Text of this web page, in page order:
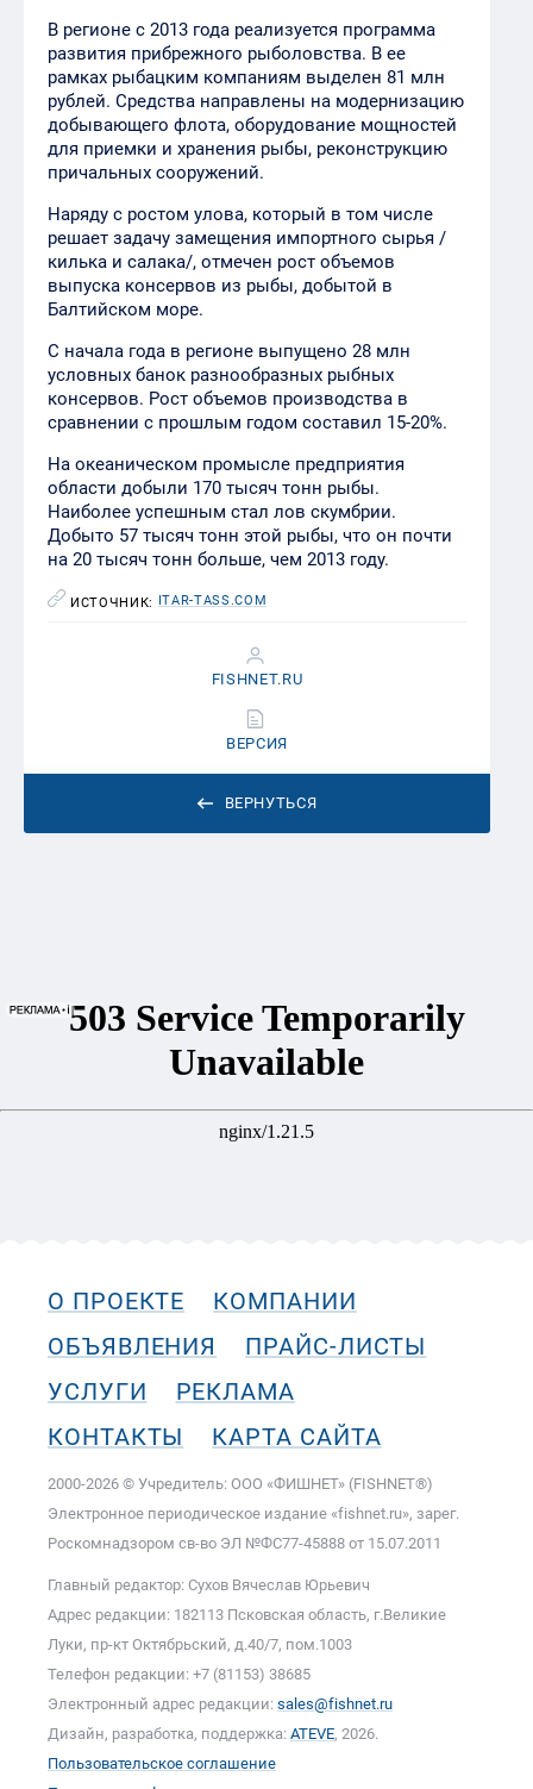
В регионе с 2013 года реализуется программа
развития прибрежного рыболовства. В ее
рамках рыбацким компаниям выделен 81 млн
рублей. Средства направлены на модернизацию
добывающего флота, оборудование мощностей
для приемки и хранения рыбы, реконструкцию
причальных сооружений.
Наряду с ростом улова, который в том числе
решает задачу замещения импортного сырья /
килька и салака/, отмечен рост объемов
выпуска консервов из рыбы, добытой в
Балтийском море.
С начала года в регионе выпущено 28 млн
условных банок разнообразных рыбных
консервов. Рост объемов производства в
сравнении с прошлым годом составил 15-20%.
На океаническом промысле предприятия
области добыли 170 тысяч тонн рыбы.
Наиболее успешным стал лов скумбрии.
Добыто 57 тысяч тонн этой рыбы, что он почти
на 20 тысяч тонн больше, чем 2013 году.
ИСТОЧНИК: ITAR-TASS.COM
ВЕРНУТЬСЯ
FISHNET.RU
ВЕРСИЯ
О ПРОЕКТЕ
КОМПАНИИ
ОБЪЯВЛЕНИЯ
ПРАЙС-ЛИСТЫ
УСЛУГИ
РЕКЛАМА
КОНТАКТЫ
КАРТА САЙТА
2000-2026 © Учредитель: ООО «ФИШНЕТ» (FISHNET®)
Электронное периодическое издание «fishnet.ru», зарег.
Роскомнадзором cв-во ЭЛ №ФС77-45888 от 15.07.2011
Главный редактор: Сухов Вячеслав Юрьевич
Адрес редакции: 182113 Псковская область, г.Великие
Луки, пр-кт Октябрьский, д.40/7, пом.1003
Телефон редакции: +7 (81153) 38685
Электронный адрес редакции: sales@fishnet.ru
Дизайн, разработка, поддержка: ATEVE, 2026.
Пользовательское соглашение